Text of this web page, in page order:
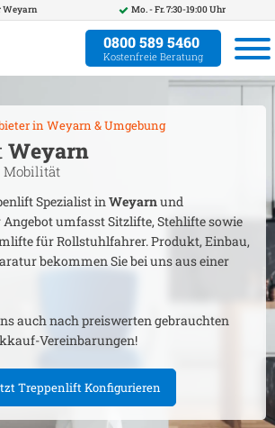
Weyarn Mo. - Fr. 7:30-19:00 Uhr
0800 589 5460
Kostenfreie Beratung
in Weyarn & Umgebung
Weyarn
Mobilität
Spezialist inWeyarnund
Angebot umfasst Sitzlifte, Stehlifte sowie
für Rollstuhlfahrer. Produkt, Einbau,
bekommen Sie bei uns aus einer
auch nach preiswerten gebrauchten
Vereinbarungen!
Treppenlift Konfigurieren